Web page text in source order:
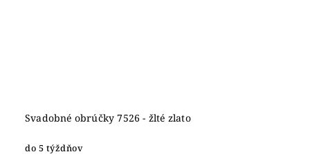
Svadobné obrúčky 7526 - žlté zlato
do 5 týždňov